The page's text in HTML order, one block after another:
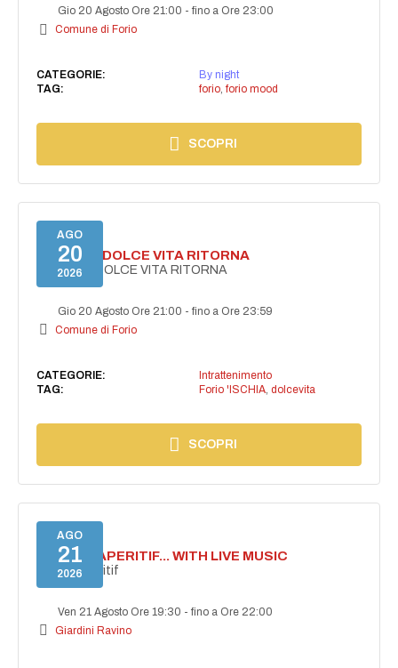
Gio 20 Agosto Ore 21:00 -fino a Ore 23:00
Comune di Forio
CATEGORIE:
By night
TAG:
forio, forio mood
SCOPRI
AGO
20
2026
FORIO LA DOLCE VITA RITORNA
FORIO LA DOLCE VITA RITORNA
Gio 20 Agosto Ore 21:00 -fino a Ore 23:59
Comune di Forio
CATEGORIE:
Intrattenimento
TAG:
Forio 'ISCHIA, dolcevita
SCOPRI
AGO
21
2026
SECRET APERITIF... WITH LIVE MUSIC
Secret aperitif
Ven 21 Agosto Ore 19:30 -fino a Ore 22:00
Giardini Ravino